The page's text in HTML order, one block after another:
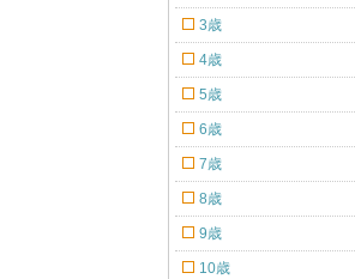
3歳
4歳
5歳
6歳
7歳
8歳
9歳
10歳